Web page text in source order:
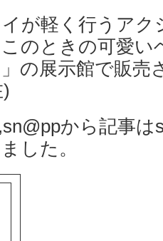
が軽く行うアク
のときの可愛い
の展示館で販売
から記事は
した。